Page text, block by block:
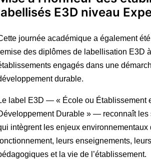
E3D niveau
journée académique a également
des diplômes de labellisation E3D
engagés dans une
durable.
label E3D — « École ou Établissement
Durable » — reconnaît les
intègrent les enjeux environnementaux
leurs enseignements,
et la vie de l’établissement.